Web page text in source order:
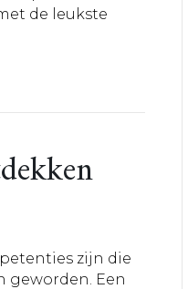
de leukste
zijn die
geworden. Een